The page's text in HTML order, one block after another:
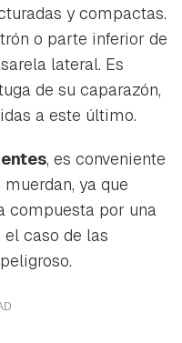
y compactas.
o parte inferior de
lateral. Es
de su caparazón,
a este último.
, es conveniente
ya que
compuesta por una
caso de las